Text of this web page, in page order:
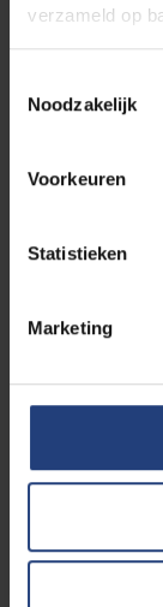
verzameld op
Noodzakelijk
Voorkeuren
Statistieken
Marketing
steun
Overige
Toelage